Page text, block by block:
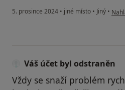
5. prosince 2024 • jiné místo • Jiný •
Váš účet byl odstraněn
Vždy se snaží problém